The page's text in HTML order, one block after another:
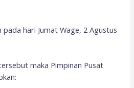
pada hari Jumat Wage, 2 Agustus
maka Pimpinan Pusat